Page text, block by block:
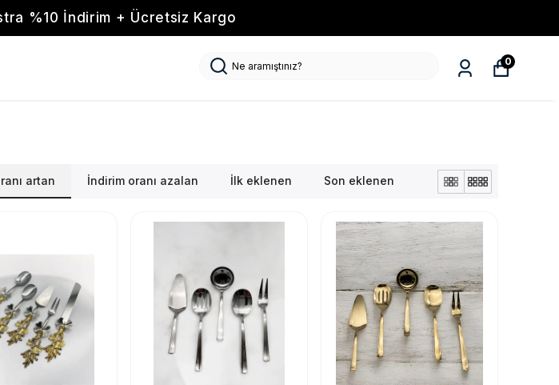
%10 İndirim + Ücretsiz Kargo
0
artan İndirim oranı azalan İlk eklenen Son eklenen